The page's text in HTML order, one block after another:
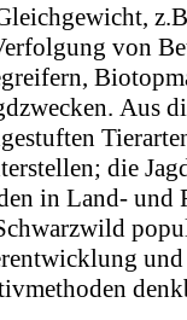
von
Aus
die
in Land-